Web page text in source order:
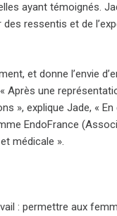
ayant témoignés.
ressentis et de
et donne l’envie
une
», explique Jade, «
EndoFrance
médicale ».
: permettre aux